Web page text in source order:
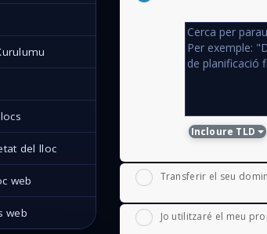
del lloc
web
web
Incloure TLD
Transferir el seu
Jo utilitzaré el meu